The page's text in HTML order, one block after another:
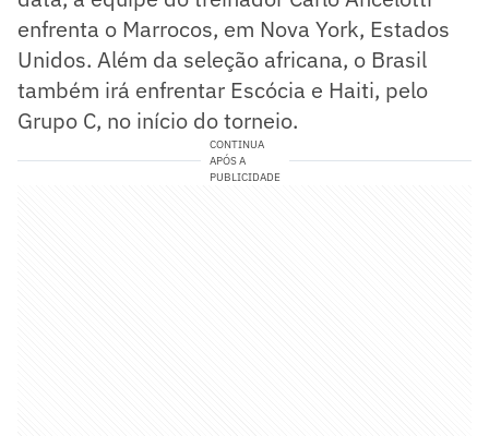
enfrenta o Marrocos, em Nova York, Estados
Unidos. Além da seleção africana, o Brasil
também irá enfrentar Escócia e Haiti, pelo
Grupo C, no início do torneio.
CONTINUA
APÓS A
PUBLICIDADE